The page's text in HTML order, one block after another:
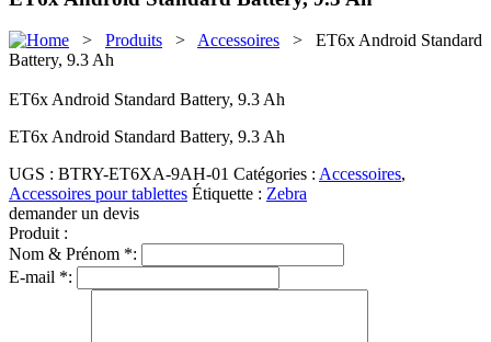
> Produits > Accessoires > ET6x Android Standard
Battery, 9.3 Ah
ET6x Android Standard Battery, 9.3 Ah
ET6x Android Standard Battery, 9.3 Ah
UGS : BTRY-ET6XA-9AH-01 Catégories : Accessoires,
Accessoires pour tablettes Étiquette : Zebra
demander un devis
Produit :
Nom & Prénom *:
E-mail *: